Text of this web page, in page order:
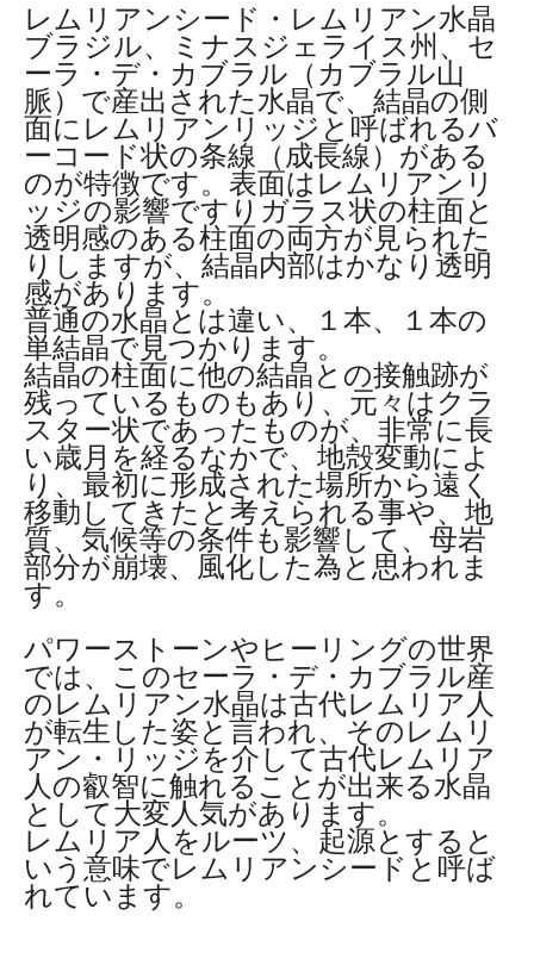
レムリアンシード・レムリアン水晶
ブラジル、ミナスジェライス州、セ
ーラ・デ・カブラル（カブラル山
脈）で産出された水晶で、結晶の側
面にレムリアンリッジと呼ばれるバ
ーコード状の条線（成長線）がある
のが特徴です。表面はレムリアンリ
ッジの影響ですりガラス状の柱面と
透明感のある柱面の両方が見られた
りしますが、結晶内部はかなり透明
感があります。
普通の水晶とは違い、１本、１本の
単結晶で見つかります。
結晶の柱面に他の結晶との接触跡が
残っているものもあり、元々はクラ
スター状であったものが、非常に長
い歳月を経るなかで、地殻変動によ
り、最初に形成された場所から遠く
移動してきたと考えられる事や、地
質、気候等の条件も影響して、母岩
部分が崩壊、風化した為と思われま
す。
パワーストーンやヒーリングの世界
では、このセーラ・デ・カブラル産
のレムリアン水晶は古代レムリア人
が転生した姿と言われ、そのレムリ
アン・リッジを介して古代レムリア
人の叡智に触れることが出来る水晶
として大変人気があります。
レムリア人をルーツ、起源とすると
いう意味でレムリアンシードと呼ば
れています。